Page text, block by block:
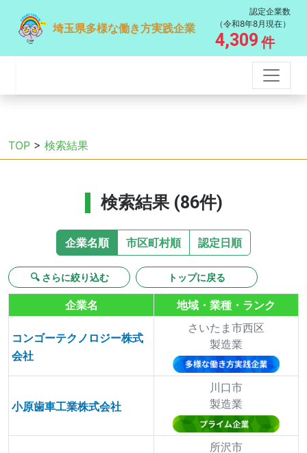
埼玉県多様な働き方実践企業
認定企業数
（令和8年8月現在）
4,309 件
TOP > 検索結果
検索結果 (86件)
企業名順 市区町村順 認定日順
🔍 さらに絞り込む トップに戻る
企業名 地域・業種・ランク
コンゴーテクノロジー株式
会社
さいたま市西区
製造業
小原歯車工業株式会社
川口市
製造業
所沢市